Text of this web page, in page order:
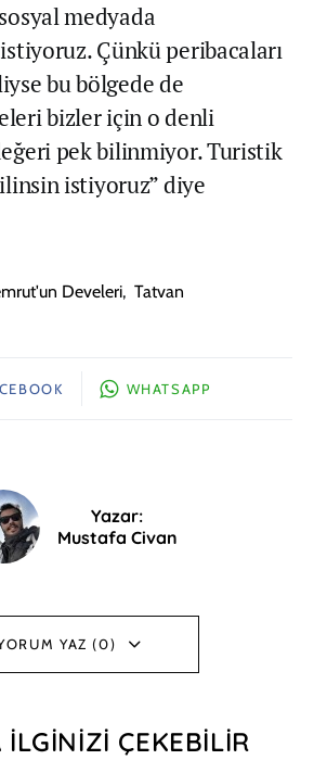
medyada
Çünkü peribacaları
bu bölgede de
bizler için o denli
pek bilinmiyor. Turistik
istiyoruz” diye
Develeri, Tatvan
WHATSAPP
Yazar:
Mustafa Civan
YAZ (0)
ÇEKEBILIR